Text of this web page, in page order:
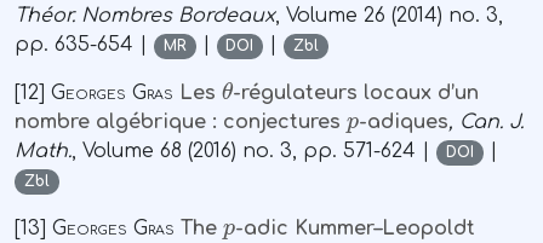
Théor. Nombres Bordeaux, Volume 26 (2014) no. 3,
pp. 635-654 |
MR | DOI | Zbl
[12] Georges Gras Les θ-régulateurs locaux d’un
nombre algébrique : conjectures
-adiques, Can. J.
Math., Volume 68 (2016) no. 3, pp. 571-624 | DOI |
Zbl
[13] Georges Gras The
-adic Kummer–Leopoldt